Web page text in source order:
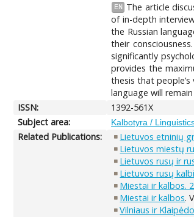
EN
The article
of in-depth
the Russian
their
significantly
provides the
thesis that
language will
ISSN:
1392-561X
Subject area:
Kalbotyra /
Related Publications: Lietuvos etninių
Lietuvos miestų
Lietuvos rusų ir
Lietuvos rusų
Miestai ir kalbos.
Miestai ir kalbos.
Vilniaus ir